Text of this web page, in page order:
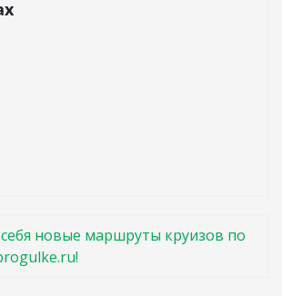
новые маршруты круизов по